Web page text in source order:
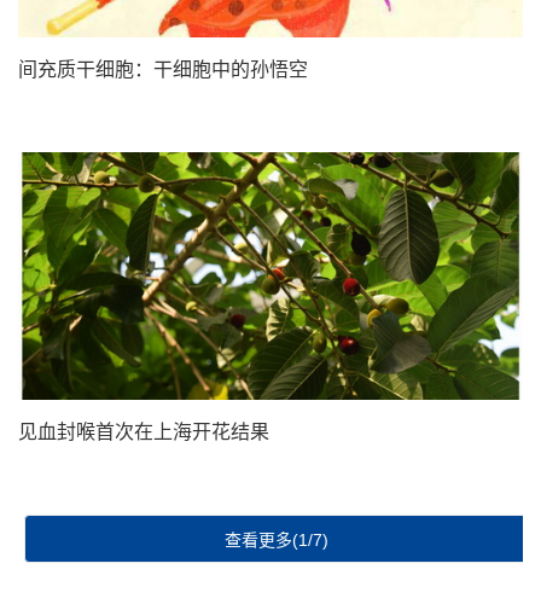
间充质干细胞：干细胞中的孙悟空
见血封喉首次在上海开花结果
查看更多(1/7)